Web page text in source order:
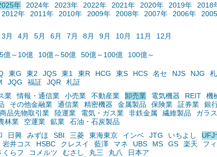
年 2024年 2023年 2022年 2021年 2020年 2019年 2018
2012年 2011年 2010年 2009年 2008年 2007年 2006年
3月 4月 5月 6月 7月 8月 9月 10月 11月 12月
5億～10億 10億～50億 50億～100億 100億～
東G 東2 JQS 東1 東R HCG 東S HCS 名セ NJS NJG
JQG 福証 JQR
札証
業 情報・通信業 小売業 不動産業 卸売業 電気機器 REIT 機
その他金融業 通信業 精密機器 金属製品 保険業 証券業 銀
品先物取引業 陸運業 電気・ガス業 非鉄金属 繊維製品 ガラ
林業 空運業 鉱業
石油・石炭製品
日興 みずほ SBI 三菱 東海東京 インベ JTG いちよし UFJ
岩井コス HSBC クレスイ 藍澤 マネ UBS MS GS 楽天 フ
くらフ コメルツ むさし 丸三 丸八
日本ア